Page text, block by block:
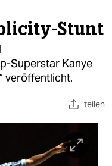
Stunt
Superstar Kanye
veröffentlicht.
teilen